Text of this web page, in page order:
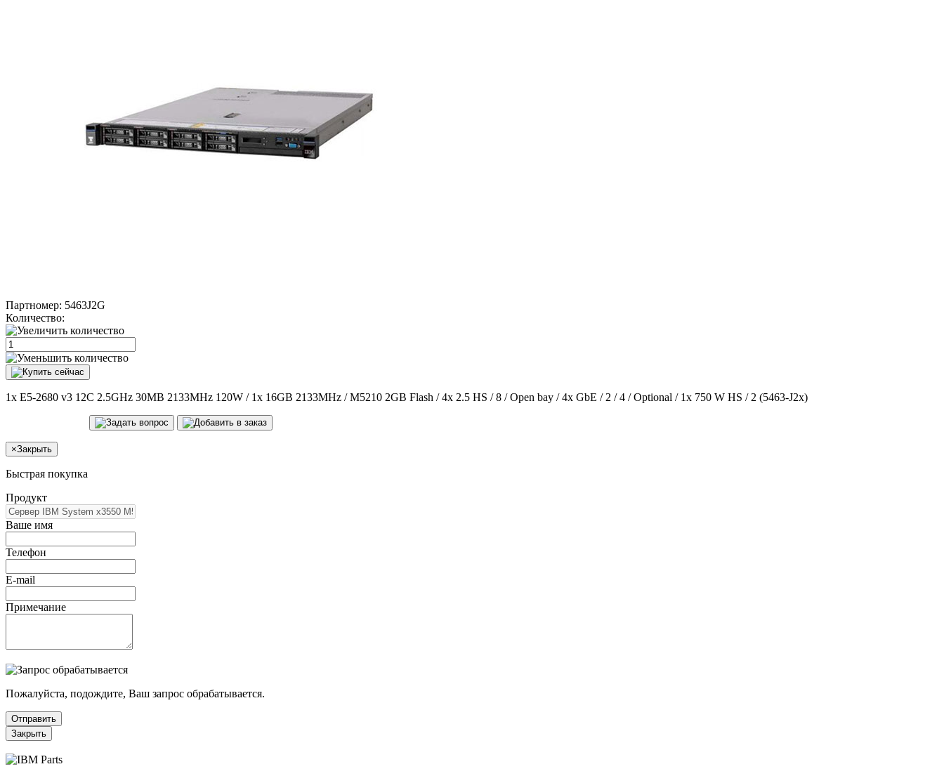
Партномер: 5463J2G
Количество:
1x E5-2680 v3 12C 2.5GHz 30MB 2133MHz 120W / 1x 16GB 2133MHz / M5210 2GB Flash / 4x 2.5 HS / 8 / Open bay / 4x GbE / 2 / 4 / Optional / 1x 750 W HS / 2 (5463-J2x)
×Закрыть
Быстрая покупка
Продукт
Ваше имя
Телефон
E-mail
Примечание
Пожалуйста, подождите, Ваш запрос обрабатывается.
Отправить
Закрыть